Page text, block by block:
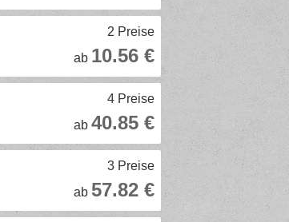
2 Preise
ab 10.56 €
4 Preise
ab 40.85 €
3 Preise
ab 57.82 €